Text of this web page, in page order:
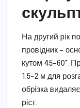
На другий рік
провідник –
кутом 45-60°.
1.5-2 м для
обрізка
ріст.